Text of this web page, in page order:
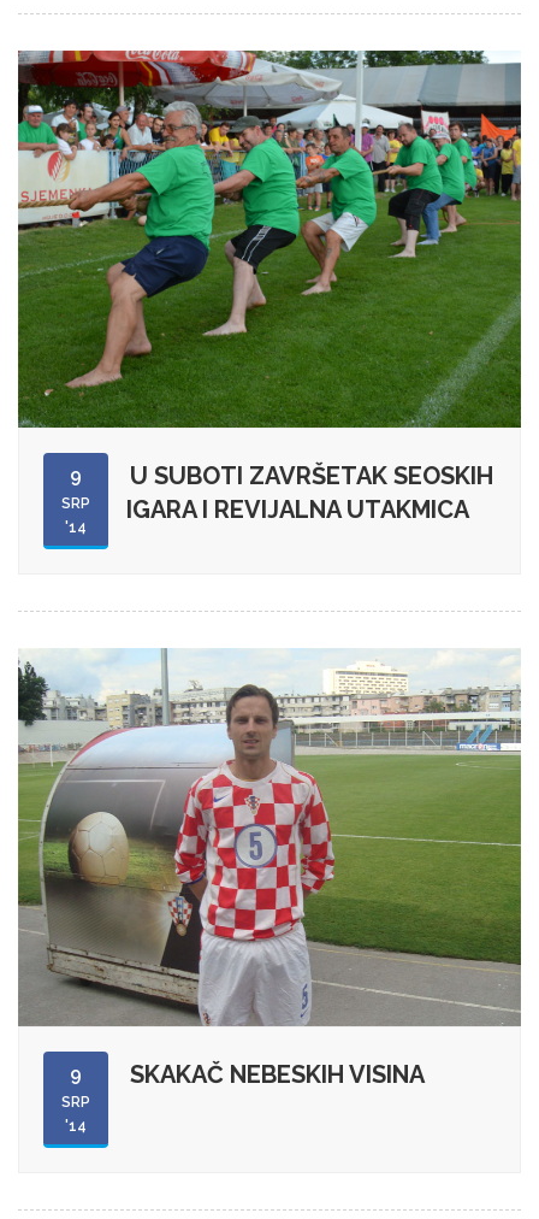
9
SRP
'14
U SUBOTI ZAVRŠETAK SEOSKIH
IGARA I REVIJALNA UTAKMICA
9
SRP
'14
SKAKAČ NEBESKIH VISINA